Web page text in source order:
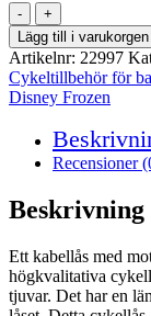
2
Kabellås
65cm
mängd
Lägg till i varukorgen
Artikelnr: 22997
Cykeltillbehör för
Disney Frozen
Recensioner
Beskrivning
Ett kabellås med
högkvalitativa
tjuvar. Det har en